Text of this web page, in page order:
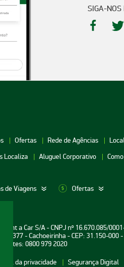
SIGA-NOS
Ofertas Rede de Agências
Localiza Aluguel Corporativo
de Viagens Ofertas
Aluguel de Carros Goiânia
Aluguel de Carros Guarulhos
Aluguel de Carros Natal
a Car S/A - CNPJ nº 16.670.085/
n° 377 - Cachoeirinha - CEP: 31.150-000
0800 979 2020
Portal da privacidade Segurança Digital